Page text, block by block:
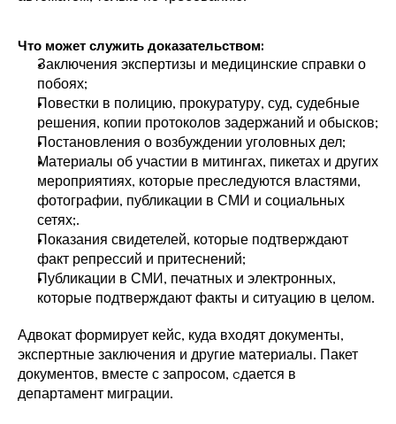
Что может служить доказательством:
Заключения экспертизы и медицинские справки о
побоях;
Повестки в полицию, прокуратуру, суд, судебные
решения, копии протоколов задержаний и обысков;
Постановления о возбуждении уголовных дел;
Материалы об участии в митингах, пикетах и других
мероприятиях, которые преследуются властями,
фотографии, публикации в СМИ и социальных
сетях;.
Показания свидетелей, которые подтверждают
факт репрессий и притеснений;
Публикации в СМИ, печатных и электронных,
которые подтверждают факты и ситуацию в целом.
Адвокат формирует кейс, куда входят документы,
экспертные заключения и другие материалы. Пакет
документов, вместе с запросом, cдается в
департамент миграции.